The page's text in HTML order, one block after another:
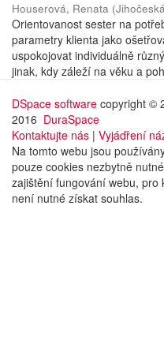
Houserová, Renata (
Orientovanost sester na
parametry klienta jako
uspokojovat individuálně
jinak, kdy záleží na věku a
DSpace software copyright ©
2016 DuraSpace
Kontaktujte nás | Vyjádření
Na tomto webu jsou
pouze cookies nezbytně
zajištění fungování webu, pro
není nutné získat souhlas.